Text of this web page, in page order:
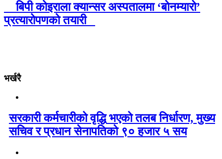
बिपी कोइराला क्यान्सर अस्पतालमा ‘बोनम्यारो’
प्रत्यारोपणको तयारी
भर्खरै
सरकारी कर्मचारीको वृद्धि भएको तलब निर्धारण, मुख्य
सचिव र प्रधान सेनापतिको ९० हजार ५ सय